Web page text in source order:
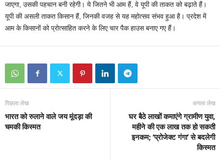
जाएगा, उसकी पहचान बनी रहेगी। ये जितने भी आम हैं, वे यूपी की ताकत को बढ़ाते हैं।
यूपी की असली ताकत किसान हैं, जिनकी वजह से यह महोत्सव संभव हुआ है। प्रदेश में
आम के किसानों को प्रोत्साहित करने के लिए चार पैक हाउस बनाए गए हैं।
पिछला लेख
भारत को रुलाने वाले जय मूंदड़ा की
चमकी किस्मत
अगला लेख
घर बैठे लाखों कमाएंगे ग्रामीण युवा,
महीने की एक लाख तक हो सकती
इनकम; ‘प्रोजेक्ट गंगा’ से बदलेगी
किस्मत